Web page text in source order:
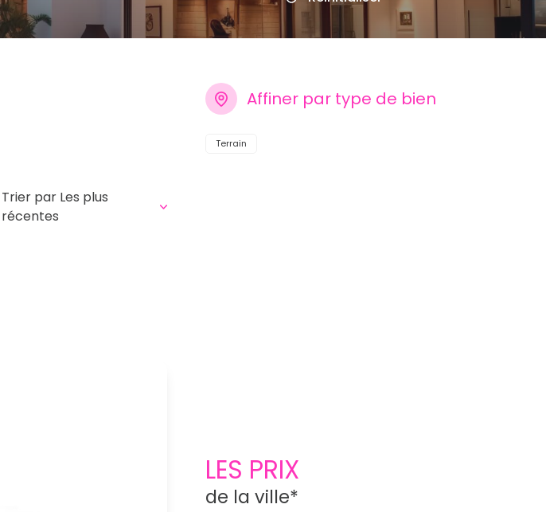
Trier par Les plus
récentes
Affiner par type de bien
Terrain
LES PRIX
de la ville*